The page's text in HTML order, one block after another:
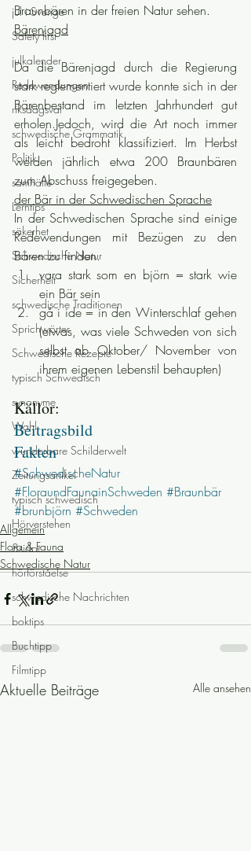
jul i Sverige
Safety first
julkalender
Redewendungen
riksdagsval
schwedische Grammatik
Politik
samhälle
Lerntips
säkerhet
Schwedische Natur
Sicherheit
schwedische Traditionen
Sprichwörter
Schwedische Rezepte
typisch Schwedisch
synonyme
Wahl
wunderbare Schilderwelt
Zeitungsartikel
typisch schwedisch
Hörverstehen
8sidor
hörförståelse
schwedische Nachrichten
boktips
Buchtipp
Filmtipp
Braunbären in der freien Natur sehen.
Bärenjagd
Da die Bärenjagd durch die Regierung
stark reglementiert wurde konnte sich in der
Bärenbestand im letzten Jahrhundert gut
erholen.Jedoch, wird die Art noch immer
als leicht bedroht klassifiziert. Im Herbst
werden jährlich etwa 200 Braunbären
zum Abschuss freigegeben.
der Bär in der Schwedischen Sprache
In der Schwedischen Sprache sind einige
Redewendungen mit Bezügen zu den
Bären zu finden.
vara stark som en björn = stark wie
ein Bär sein
gå i ide = in den Winterschlaf gehen
(etwas, was viele Schweden von sich
selbst ab Oktober/ November von
ihrem eigenen Lebenstil behaupten)
Källor:
Beitragsbild
Fakten
#SchwedischeNatur
#FloraundFaunainSchweden #Braunbär
#brunbjörn #Schweden
Allgemein
Flora & Fauna
Schwedische Natur
Aktuelle Beiträge Alle ansehen